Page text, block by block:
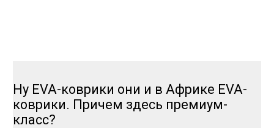
Ну EVA-коврики они и в Африке EVA-
коврики. Причем здесь премиум-
класс?